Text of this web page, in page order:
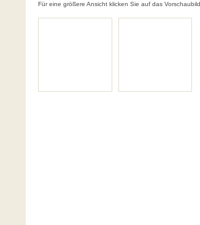
Für eine größere Ansicht klicken Sie auf das Vorschaubild